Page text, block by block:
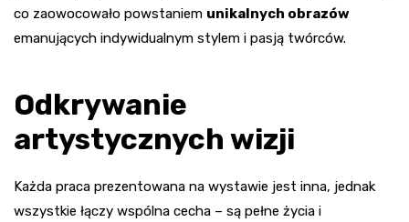
co zaowocowało powstaniem unikalnych obrazów
emanujących indywidualnym stylem i pasją twórców.
Odkrywanie
artystycznych wizji
Każda praca prezentowana na wystawie jest inna, jednak
wszystkie łączy wspólna cecha – są pełne życia i